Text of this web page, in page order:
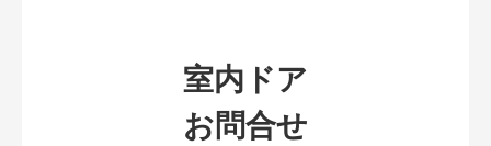
室内ドア
お問合せ